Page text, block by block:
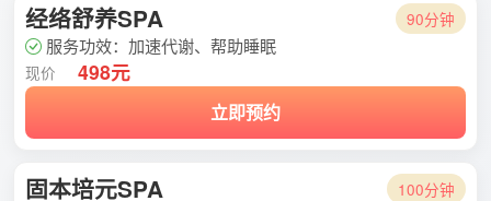
经络舒养SPA 90分钟
服务功效：加速代谢、帮助睡眠
现价 498元
立即预约
固本培元SPA 100分钟